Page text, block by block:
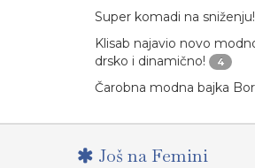
Super komadi na sniženju!
Klisab najavio novo
drsko i dinamično!
4
Čarobna modna bajka
Još na Femini